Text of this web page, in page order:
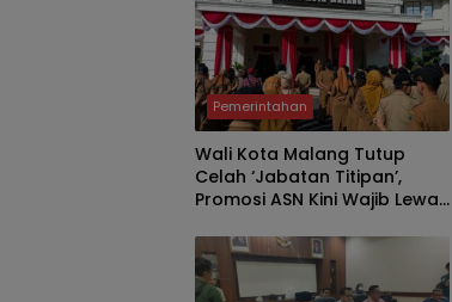
Pemerintahan
Wali Kota Malang Tutup
Celah ‘Jabatan Titipan’,
Promosi ASN Kini Wajib Lewat
Sistem Merit